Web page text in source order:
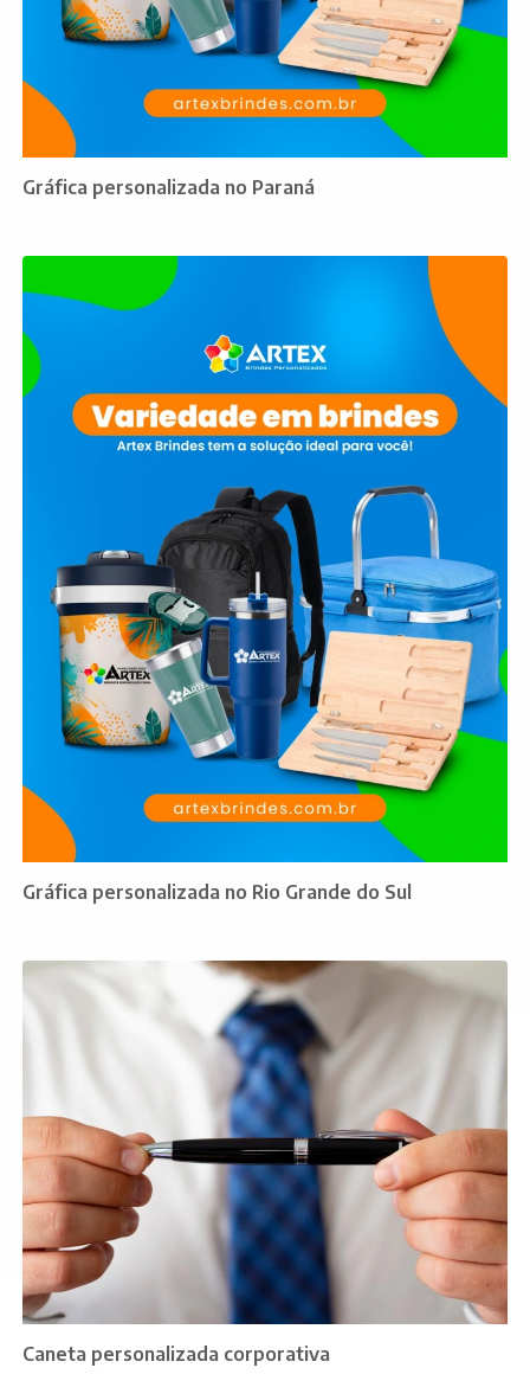
Gráfica personalizada no Paraná
Gráfica personalizada no Rio Grande do Sul
Caneta personalizada corporativa